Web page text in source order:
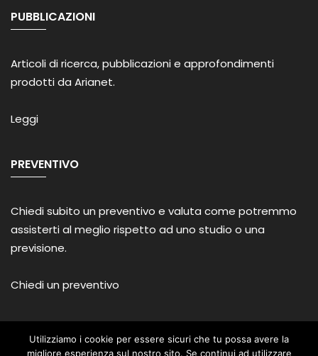
PUBBLICAZIONI
Articoli di ricerca, pubblicazioni e approfondimenti
prodotti da Arianet.
Leggi
PREVENTIVO
Chiedi subito un preventivo e valuta come potremmo
assisterti al meglio rispetto ad uno studio o una
previsione.
Chiedi un preventivo
Utilizziamo i cookie per essere sicuri che tu possa avere la
migliore esperienza sul nostro sito. Se continui ad utilizzare